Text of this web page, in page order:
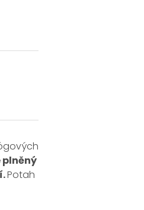
plněný
.Potah